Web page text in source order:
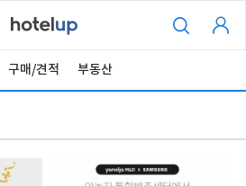
구매/견적 부동산